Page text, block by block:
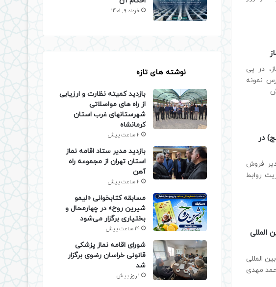
در پی
نمونه
ش
در
فروش
روابط
المللی
المللی
فروردین 1403 با حضور محمد مهدی
خرداد 9, 1401
نوشته های تازه
بازدید کمیته نظارت و ارزیابی
از راه های مواصلاتی
شهرستانهای غرب استان
کرمانشاه
2 ساعت پیش
بازدید مدیر ستاد اقامه نماز
استان تهران از مجموعه راه
آهن
2 ساعت پیش
مسابقه کتابخوانی «لیمو
شیرین روح» در چهارمحال و
بختیاری برگزار می‌شود
14 ساعت پیش
شورای اقامه نماز پزشکی
قانونی خراسان رضوی برگزار
شد
1 روز پیش